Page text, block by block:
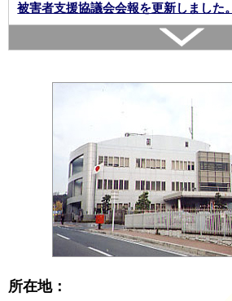
被害者支援協議会会報を更新しました。
所在地：